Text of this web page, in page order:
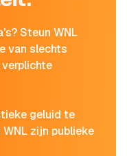
Steun WNL
van slechts
geluid te
zijn publieke